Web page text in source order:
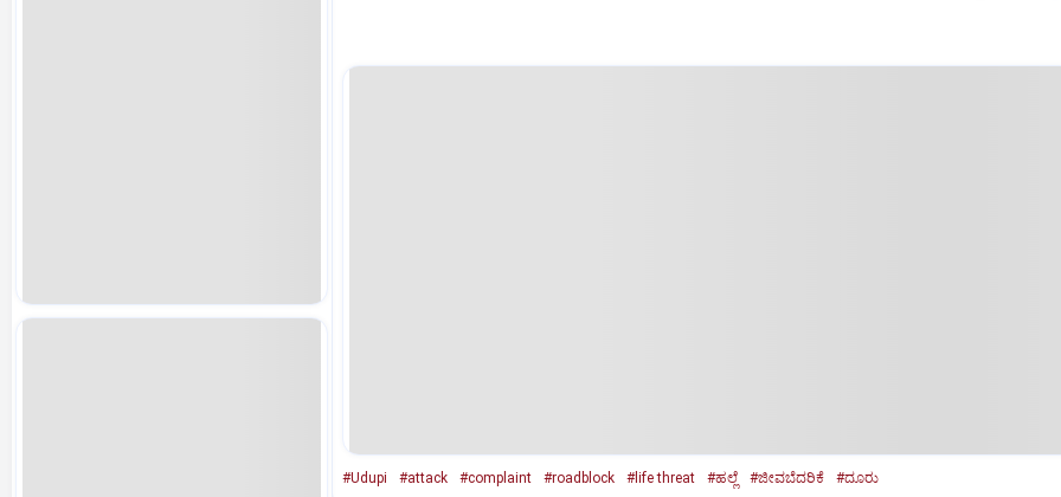
#Udupi #attack #complaint #roadblock #life threat #ಹಲ್ಲೆ #ಜೀವಬೆದರಿಕೆ #ದೂರು